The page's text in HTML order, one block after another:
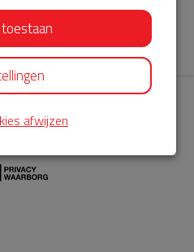
is gespecialiseerd in de
van Philips AED’s.
toestaan
afwijzen